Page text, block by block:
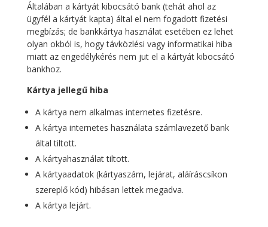
Általában a kártyát kibocsátó bank (tehát ahol az
ügyfél a kártyát kapta) által el nem fogadott fizetési
megbízás; de bankkártya használat esetében ez lehet
olyan okból is, hogy távközlési vagy informatikai hiba
miatt az engedélykérés nem jut el a kártyát kibocsátó
bankhoz.
Kártya jellegű hiba
A kártya nem alkalmas internetes fizetésre.
A kártya internetes használata számlavezető bank
által tiltott.
A kártyahasználat tiltott.
A kártyaadatok (kártyaszám, lejárat, aláíráscsíkon
szereplő kód) hibásan lettek megadva.
A kártya lejárt.